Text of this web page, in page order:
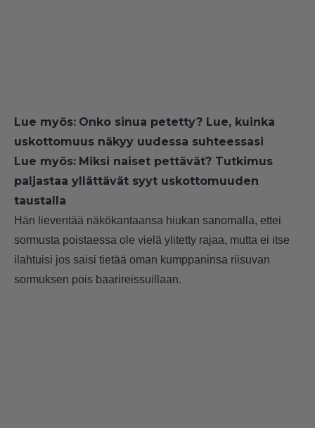
Lue myös: Onko sinua petetty? Lue, kuinka
uskottomuus näkyy uudessa suhteessasi
Lue myös: Miksi naiset pettävät? Tutkimus
paljastaa yllättävät syyt uskottomuuden
taustalla
Hän lieventää näkökantaansa hiukan sanomalla, ettei
sormusta poistaessa ole vielä ylitetty rajaa, mutta ei itse
ilahtuisi jos saisi tietää oman kumppaninsa riisuvan
sormuksen pois baarireissuillaan.